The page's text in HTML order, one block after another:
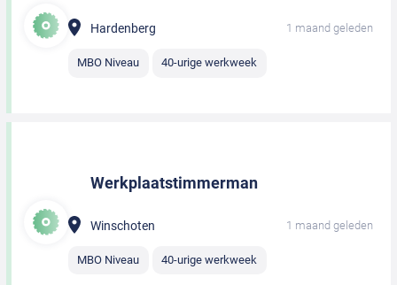
Hardenberg 1 maand geleden
MBO Niveau 40-urige werkweek
Werkplaatstimmerman
Winschoten 1 maand geleden
MBO Niveau 40-urige werkweek